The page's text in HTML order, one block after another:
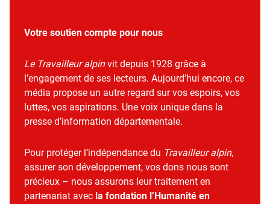
Votre soutien compte pour nous
Le Travailleur alpinvit depuis 1928 grâce à
l’engagement de ses lecteurs. Aujourd’hui encore, ce
média propose un autre regard sur vos espoirs, vos
luttes, vos aspirations. Une voix unique dans la
presse d’information départementale.
Pour protéger l’indépendance du Travailleur alpin,
assurer son développement, vos dons nous sont
précieux – nous assurons leur traitement en
partenariat avec la fondation l’Humanité en